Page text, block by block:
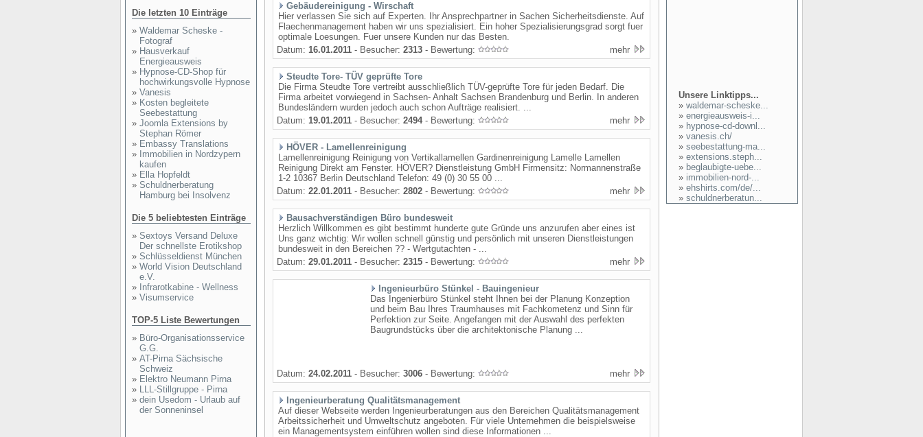
Die letzten 10 Einträge
» Waldemar Scheske -
Fotograf
» Hausverkauf
Energieausweis
» Hypnose-CD-Shop für
hochwirkungsvolle Hypnose
» Vanesis
» Kosten begleitete
Seebestattung
» Joomla Extensions by
Stephan Römer
» Embassy Translations
» Immobilien in Nordzypern
kaufen
» Ella Hopfeldt
» Schuldnerberatung
Hamburg bei Insolvenz
Die 5 beliebtesten Einträge
» Sextoys Versand Deluxe
Der schnellste Erotikshop
» Schlüsseldienst München
» World Vision Deutschland
e.V.
» Infrarotkabine - Wellness
» Visumservice
TOP-5 Liste Bewertungen
» Büro-Organisationsservice
G.G.
» AT-Pirna Sächsische
Schweiz
» Elektro Neumann Pirna
» LLL-Stillgruppe - Pirna
» dein Usedom - Urlaub auf
der Sonneninsel
Gebäudereinigung - Wirschaft
Hier verlassen Sie sich auf Experten. Ihr Ansprechpartner in Sachen Sicherheitsdienste. Auf
Flaechenmanagement haben wir uns spezialisiert. Ein hoher Spezialisierungsgrad sorgt fuer
optimale Loesungen. Fuer unsere Kunden nur das Besten.
Datum: 16.01.2011 - Besucher: 2313 - Bewertung: mehr
Steudte Tore- TÜV geprüfte Tore
Die Firma Steudte Tore vertreibt ausschließlich TÜV-geprüfte Tore für jeden Bedarf. Die
Firma arbeitet vorwiegend in Sachsen- Anhalt Sachsen Brandenburg und Berlin. In anderen
Bundesländern wurden jedoch auch schon Aufträge realisiert. ...
Datum: 19.01.2011 - Besucher: 2494- Bewertung: mehr
HÖVER - Lamellenreinigung
Lamellenreinigung Reinigung von Vertikallamellen Gardinenreinigung Lamelle Lamellen
Reinigung Direkt am Fenster. HÖVER? Dienstleistung GmbH Firmensitz: Normannenstraße
1-2 10367 Berlin Deutschland Telefon: 49 (0) 30 55 00 ...
Datum: 22.01.2011 - Besucher: 2802 - Bewertung: mehr
Bausachverständigen Büro bundesweit
Herzlich Willkommen es gibt bestimmt hunderte gute Gründe uns anzurufen aber eines ist
Uns ganz wichtig: Wir wollen schnell günstig und persönlich mit unseren Dienstleistungen
bundesweit in den Bereichen ?? - Wertgutachten - ...
Datum: 29.01.2011 - Besucher: 2315 - Bewertung: mehr
Ingenieurbüro Stünkel - Bauingenieur
Das Ingenierbüro Stünkel steht Ihnen bei der Planung Konzeption
und beim Bau Ihres Traumhauses mit Fachkometenz und Sinn für
Perfektion zur Seite. Angefangen mit der Auswahl des perfekten
Baugrundstücks über die architektonische Planung ...
Datum: 24.02.2011 - Besucher: 3006 - Bewertung: mehr
Ingenieurberatung Qualitätsmanagement
Auf dieser Webseite werden Ingenieurberatungen aus den Bereichen Qualitätsmanagement
Arbeitssicherheit und Umweltschutz angeboten. Für viele Unternehmen die beispielsweise
ein Managementsystem einführen wollen sind diese Informationen ...
Unsere Linktipps...
» waldemar-scheske...
» energieausweis-i...
» hypnose-cd-downl...
» vanesis.ch/
» seebestattung-ma...
» extensions.steph...
» beglaubigte-uebe...
» immobilien-nord-...
» ehshirts.com/de/...
» schuldnerberatun...